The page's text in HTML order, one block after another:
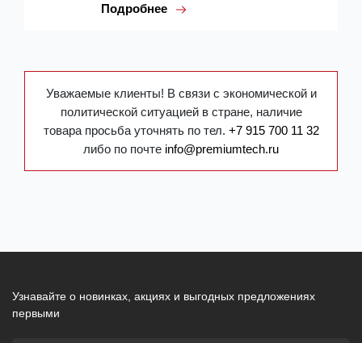
Подробнее
Уважаемые клиенты! В связи с экономической и
политической ситуацией в стране, наличие
товара просьба уточнять по тел. +7 915 700 11 32
либо по почте info@premiumtech.ru
Узнавайте о новинках, акциях и выгодных предложениях
первыми